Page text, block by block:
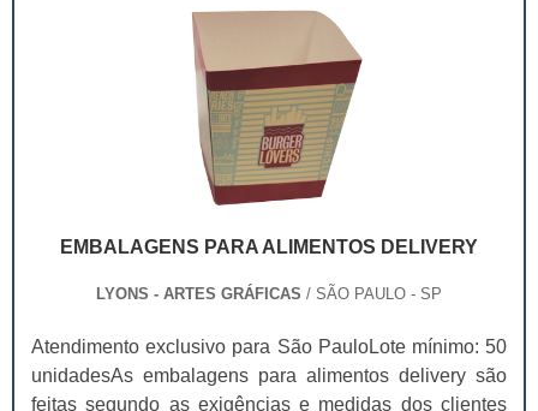
EMBALAGENS PARA ALIMENTOS DELIVERY
LYONS - ARTES GRÁFICAS / SÃO PAULO - SP
Atendimento exclusivo para São PauloLote mínimo: 50
unidadesAs embalagens para alimentos delivery são
feitas segundo as exigências e medidas dos clientes